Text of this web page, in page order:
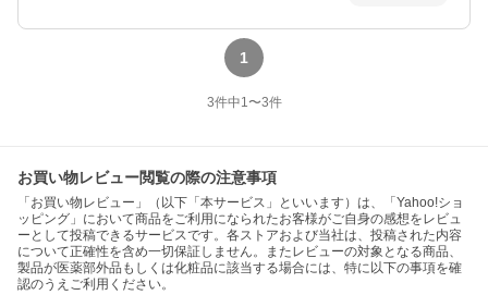
1
3件中1〜3件
お買い物レビュー閲覧の際の注意事項
「お買い物レビュー」（以下「本サービス」といいます）は、「Yahoo!ショ
ッピング」において商品をご利用になられたお客様がご自身の感想をレビュ
ーとして投稿できるサービスです。各ストアおよび当社は、投稿された内容
について正確性を含め一切保証しません。またレビューの対象となる商品、
製品が医薬部外品もしくは化粧品に該当する場合には、特に以下の事項を確
認のうえご利用ください。